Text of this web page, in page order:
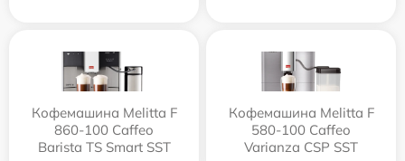
Кофемашина Melitta F
860-100 Caffeo
Barista TS Smart SST
Кофемашина Melitta F
580-100 Caffeo
Varianza CSP SST